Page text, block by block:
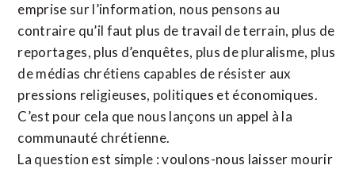
emprise sur l’information, nous pensons au
contraire qu’il faut plus de travail de terrain, plus de
reportages, plus d’enquêtes, plus de pluralisme, plus
de médias chrétiens capables de résister aux
pressions religieuses, politiques et économiques.
C’est pour cela que nous lançons un appel à la
communauté chrétienne.
La question est simple : voulons-nous laisser mourir